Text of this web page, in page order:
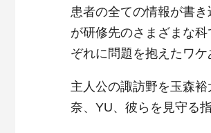
患者の全ての情報が書
が研修先のさまざまな
ぞれに問題を抱えたワ
主人公の諏訪野を玉森
奈、YU、彼らを見守る